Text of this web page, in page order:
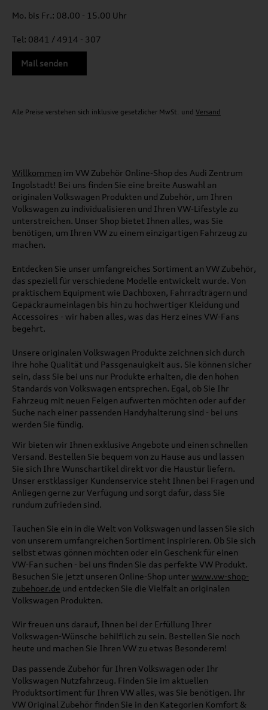
Mo. bis Fr.: 08.00 - 15.00 Uhr
Tel: 0841 / 4914 - 307
Mail senden
Alle Preise verstehen sich inklusive gesetzlicher MwSt. und Versand
Willkommen im VW Zubehör Online-Shop des Audi Zentrum
Ingolstadt! Bei uns finden Sie eine breite Auswahl an
originalen Volkswagen Produkten und Zubehör, um Ihren
Volkswagen zu individualisieren und Ihren VW-Lifestyle zu
unterstreichen. Unser Shop bietet Ihnen alles, was Sie
benötigen, um Ihren VW zu einem einzigartigen Fahrzeug zu
machen.
Entdecken Sie unser umfangreiches Sortiment an VW Zubehör,
das speziell für verschiedene Modelle entwickelt wurde. Von
praktischem Equipment wie Dachboxen, Fahrradträgern und
Gepäckraumeinlagen bis hin zu hochwertiger Kleidung und
Accessoires - wir haben alles, was das Herz eines VW-Fans
begehrt.
Unsere originalen Volkswagen Produkte zeichnen sich durch
ihre hohe Qualität und Passgenauigkeit aus. Sie können sicher
sein, dass Sie bei uns nur Produkte erhalten, die den hohen
Standards von Volkswagen entsprechen. Egal, ob Sie Ihr
Fahrzeug mit neuen Felgen aufwerten möchten oder auf der
Suche nach einer passenden Handyhalterung sind - bei uns
werden Sie fündig.
Wir bieten wir Ihnen exklusive Angebote und einen schnellen
Versand. Bestellen Sie bequem von zu Hause aus und lassen
Sie sich Ihre Wunschartikel direkt vor die Haustür liefern.
Unser erstklassiger Kundenservice steht Ihnen bei Fragen und
Anliegen gerne zur Verfügung und sorgt dafür, dass Sie
rundum zufrieden sind.
Tauchen Sie ein in die Welt von Volkswagen und lassen Sie sich
von unserem umfangreichen Sortiment inspirieren. Ob Sie sich
selbst etwas gönnen möchten oder ein Geschenk für einen
VW-Fan suchen - bei uns finden Sie das perfekte VW Produkt.
Besuchen Sie jetzt unseren Online-Shop unter www.vw-shop-
zubehoer.de und entdecken Sie die Vielfalt an originalen
Volkswagen Produkten.
Wir freuen uns darauf, Ihnen bei der Erfüllung Ihrer
Volkswagen-Wünsche behilflich zu sein. Bestellen Sie noch
heute und machen Sie Ihren VW zu etwas Besonderem!
Das passende Zubehör für Ihren Volkswagen oder Ihr
Volkswagen Nutzfahrzeug. Finden Sie im aktuellen
Produktsortiment für Ihren VW alles, was Sie benötigen. Ihr
VW Original Zubehör finden Sie in den Kategorien Komfort &